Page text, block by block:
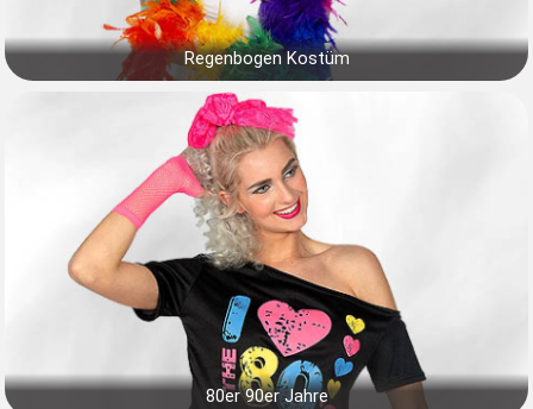
Regenbogen Kostüm
80er 90er Jahre